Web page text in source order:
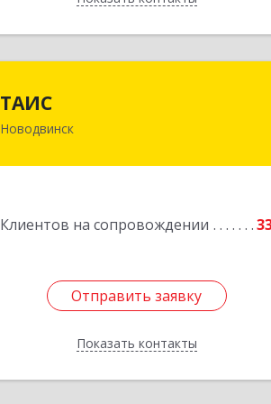
ТАИС
Новодвинск
Клиентов на сопровождении
Отправить заявку
Показать контакты
Отправить заявку
Назад